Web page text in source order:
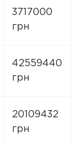
3717000
грн
42559440
грн
20109432
грн